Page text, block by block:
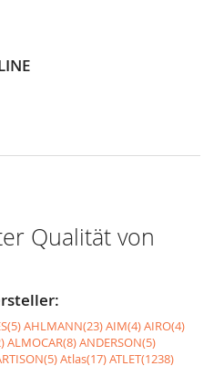
Qualität von
AHLMANN(23)AIM(4)AIRO(4)
ALMOCAR(8)ANDERSON(5)
Atlas(17)ATLET(1238)